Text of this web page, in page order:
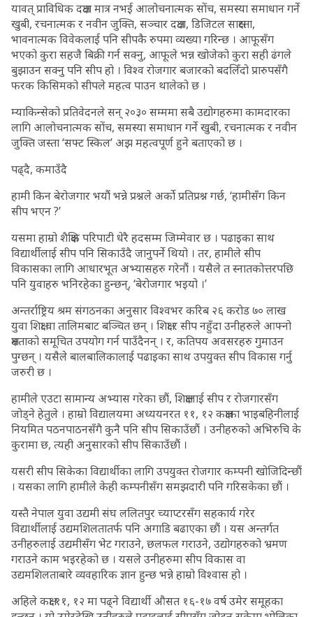
यावत् प्राविधिक दक्षता मात्र नभई आलोचनात्मक सोंच, समस्या समाधान गर्ने
खुबी, रचनात्मक र नवीन जुक्ति, सञ्चार दक्षता, डिजिटल साक्षरता,
भावनात्मक विवेकलाई पनि सीपकै रुपमा व्यख्या गरिन्छ । आफूसँग
भएको कुरा सहजै बिक्री गर्न सक्नु, आफूले भन्न खोजेको कुरा सही ढंगले
बुझाउन सक्नु पनि सीप हो । विश्व रोजगार बजारको बदलिँदो प्रारुपसँगै
फरक किसिमको सीपले महत्व पाउन थालेको छ ।
म्याकिन्सेको प्रतिवेदनले सन् २०३० सम्ममा सबै उद्योगहरुमा कामदारका
लागि आलोचनात्मक सोंच, समस्या समाधान गर्ने खुबी, रचनात्मक र नवीन
जुक्ति जस्ता ‘सफ्ट स्किल’ अझ महत्वपूर्ण हुने बताएको छ ।
पढ्दै, कमाउँदै
हामी किन बेरोजगार भयौं भन्ने प्रश्नले अर्को प्रतिप्रश्न गर्छ, ‘हामीसँग किन
सीप भएन ?’
यसमा हाम्रो शैक्षिक परिपाटी धेरै हदसम्म जिम्मेवार छ । पढाइका साथ
विद्यार्थीलाई सीप पनि सिकाउँदै जानुपर्ने थियो । तर, हामीले सीप
विकासका लागि आधारभूत अभ्यासहरु गरेनौं । यसैले त स्नातकोत्तरपछि
पनि युवाहरु भनिरहेका हुन्छन्, ‘बेरोजगार भइयो ।’
अन्तर्राष्ट्रिय श्रम संगठनका अनुसार विश्वभर करिब २६ करोड ७० लाख
युवा शिक्षा वा तालिमबाट बञ्चित छन् । शिक्षा र सीप नहुँदा उनीहरुले आफ्नो
क्षमताको समूचित उपयोग गर्न पाउँदैनन् । र, कतिपय अवसरहरु गुमाउन
पुग्छन् । यसैले बालबालिकालाई पढाइका साथ उपयुक्त सीप विकास गर्नु
जरुरी छ ।
हामीले एउटा सामान्य अभ्यास गरेका छौं, शिक्षालाई सीप र रोजगारसँग
जोड्ने हेतुले । हाम्रो विद्यालयमा अध्ययनरत ११, १२ कक्षाका भाइबहिनीलाई
नियमित पठनपाठनसँगै कुनै पनि सीप सिकाउँछौं । उनीहरुको अभिरुचि के
कुरामा छ, त्यही अनुसारको सीप सिकाउँछौं ।
यसरी सीप सिकेका विद्यार्थीका लागि उपयुक्त रोजगार कम्पनी खोजिदिन्छौं
। यसका लागि हामीले केही कम्पनीसँग समझदारी पनि गरिसकेका छौं ।
यस्तै नेपाल युवा उद्यमी संघ ललितपुर च्याप्टरसँग सहकार्य गरेर
विद्यार्थीलाई उद्यमशिलतातर्फ पनि अगाडि बढाएका छौं । यस अन्तर्गत
उनीहरुलाई उद्यमीसँग भेट गराउने, छलफल गराउने, उद्योगहरुको भ्रमण
गराउने काम भइरहेको छ । यसले उनीहरुमा सीप विकास वा
उद्यमशिलताबारे व्यवहारिक ज्ञान हुन्छ भन्ने हाम्रो विश्वास हो ।
अहिले कक्षा ११, १२ मा पढ्ने विद्यार्थी औसत १६-१७ वर्ष उमेर समूहका